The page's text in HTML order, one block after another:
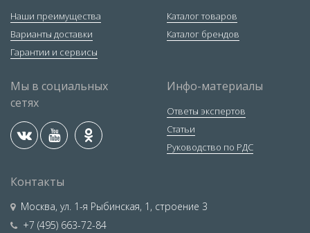
Наши преимущества
Варианты доставки
Гарантии и сервисы
Каталог товаров
Каталог брендов
Мы в социальных
сетях
Инфо-материалы
Ответы экспертов
Статьи
Руководство по РДС
Контакты
Москва, ул. 1-я Рыбинская, 1, строение 3
+7 (495) 663-72-84